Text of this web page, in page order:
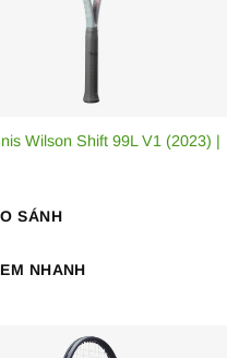
Wilson Shift 99L V1 (2023) |
SÁNH
NHANH